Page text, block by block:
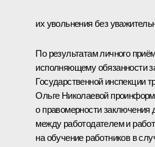
их увольнения без
По результатам личного
исполняющему обязанности
Государственной инспекции
Ольге Николаевой
о правомерности заключения
между работодателем и
на обучение работников в